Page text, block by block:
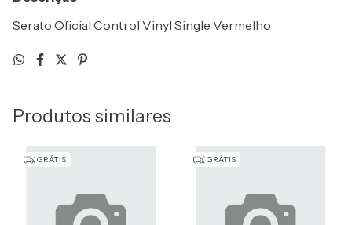
Serato Oficial Control Vinyl Single Vermelho
Produtos similares
GRÁTIS GRÁTIS